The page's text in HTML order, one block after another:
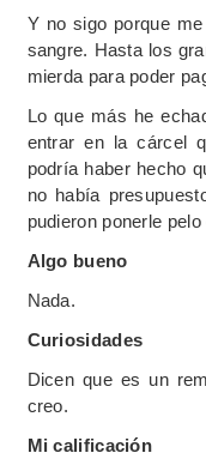
Y no sigo porque
sangre. Hasta los
mierda para poder
Lo que más he
entrar en la cárcel
podría haber hecho
no había
pudieron ponerle pelo
Algo bueno
Nada.
Curiosidades
Dicen que es un
creo.
Mi calificación